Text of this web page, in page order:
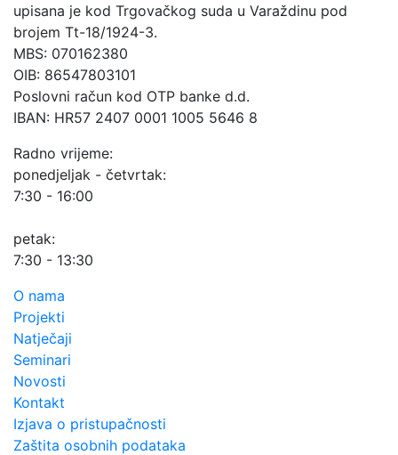
upisana je kod Trgovačkog suda u Varaždinu pod
brojem Tt-18/1924-3.
MBS: 070162380
OIB: 86547803101
Poslovni račun kod OTP banke d.d.
IBAN: HR57 2407 0001 1005 5646 8
Radno vrijeme:
ponedjeljak - četvrtak:
7:30 - 16:00
petak:
7:30 - 13:30
O nama
Projekti
Natječaji
Seminari
Novosti
Kontakt
Izjava o pristupačnosti
Zaštita osobnih podataka